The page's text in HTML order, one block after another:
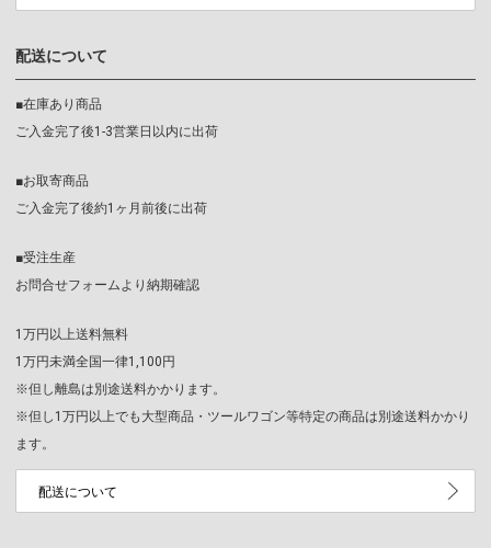
配送について
■在庫あり商品
ご入金完了後1-3営業日以内に出荷
■お取寄商品
ご入金完了後約1ヶ月前後に出荷
■受注生産
お問合せフォームより納期確認
1万円以上送料無料
1万円未満全国一律1,100円
※但し離島は別途送料かかります。
※但し1万円以上でも大型商品・ツールワゴン等特定の商品は別途送料かかり
ます。
配送について